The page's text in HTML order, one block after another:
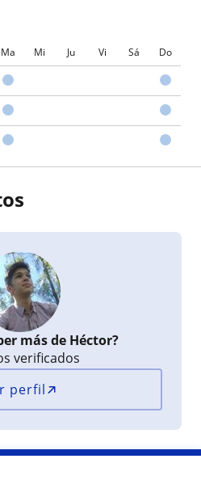
Ma Mi Ju Vi Sá Do
más de Héctor?
verificados
perfil